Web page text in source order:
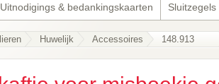
Uitnodigings & bedankingskaarten Sluitzegels
Huwelijk Accessoires 148.913